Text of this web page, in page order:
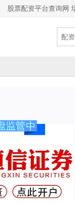
股票配资平台查询网